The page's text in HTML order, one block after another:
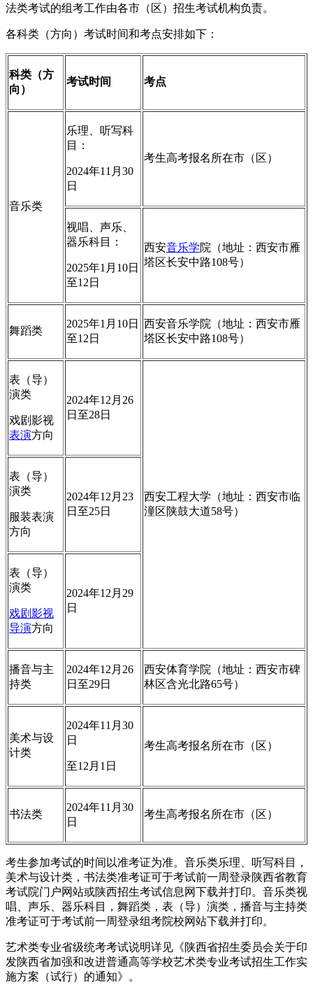
法类考试的组考工作由各市（区）招生考试机构负责。
各科类（方向）考试时间和考点安排如下：
科类（方
向）
考试时间 考点
音乐类
乐理、听写科
目：
2024年11月30
日
考生高考报名所在市（区）
视唱、声乐、
器乐科目：
2025年1月10日
至12日
西安音乐学院（地址：西安市雁
塔区长安中路108号）
舞蹈类
2025年1月10日
至12日
西安音乐学院（地址：西安市雁
塔区长安中路108号）
表（导）
演类
戏剧影视
表演方向
2024年12月26
日至28日
西安工程大学（地址：西安市临
潼区陕鼓大道58号）
表（导）
演类
服装表演
方向
2024年12月23
日至25日
表（导）
演类
戏剧影视
导演方向
2024年12月29
日
播音与主
持类
2024年12月26
日至29日
西安体育学院（地址：西安市碑
林区含光北路65号）
美术与设
计类
2024年11月30
日
至12月1日
考生高考报名所在市（区）
书法类
2024年11月30
日
考生高考报名所在市（区）
考生参加考试的时间以准考证为准。音乐类乐理、听写科目，
美术与设计类，书法类准考证可于考试前一周登录陕西省教育
考试院门户网站或陕西招生考试信息网下载并打印。音乐类视
唱、声乐、器乐科目，舞蹈类，表（导）演类，播音与主持类
准考证可于考试前一周登录组考院校网站下载并打印。
艺术类专业省级统考考试说明详见《陕西省招生委员会关于印
发陕西省加强和改进普通高等学校艺术类专业考试招生工作实
施方案（试行）的通知》。